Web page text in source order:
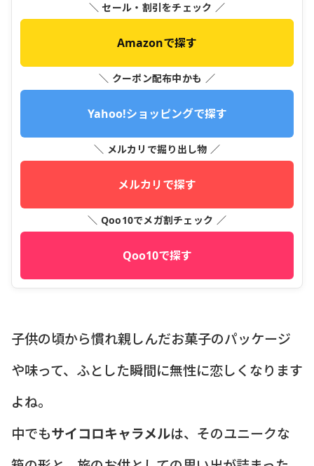
＼ セール・割引をチェック ／
Amazonで探す
＼ クーポン配布中かも ／
Yahoo!ショッピングで探す
＼ メルカリで掘り出し物 ／
メルカリで探す
＼ Qoo10でメガ割チェック ／
Qoo10で探す
子供の頃から慣れ親しんだお菓子のパッケージ
や味って、ふとした瞬間に無性に恋しくなります
よね。
中でもサイコロキャラメルは、そのユニークな